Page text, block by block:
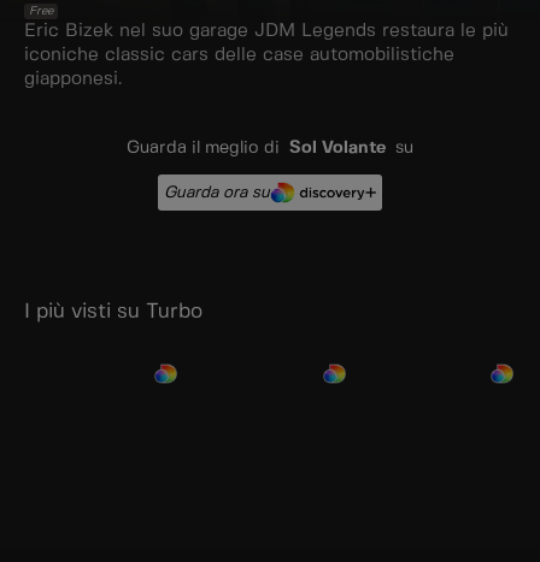
Free
Eric Bizek nel suo garage JDM Legends restaura le più
iconiche classic cars delle case automobilistiche
giapponesi.
Guarda il meglio di Sol Volante su
Guarda ora su
I più visti su Turbo